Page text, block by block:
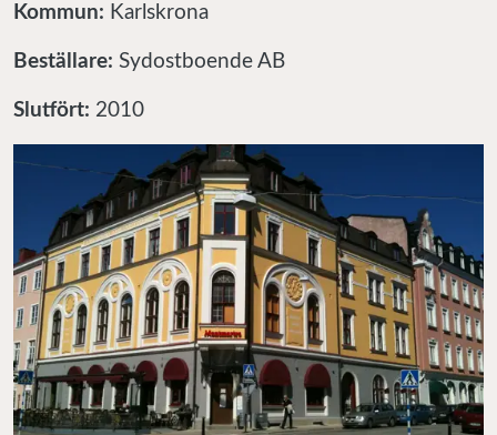
Kommun: Karlskrona
Beställare: Sydostboende AB
Slutfört: 2010